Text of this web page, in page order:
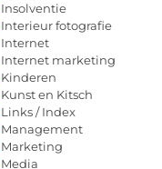
Insolventie
Interieur fotografie
Internet
Internet marketing
Kinderen
Kunst en Kitsch
Links / Index
Management
Marketing
Media